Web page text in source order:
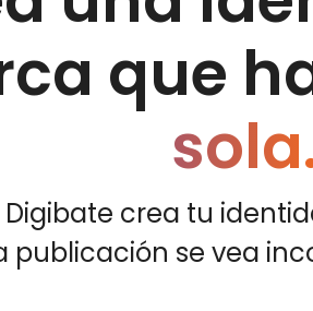
que
crea tu
publicación se vea